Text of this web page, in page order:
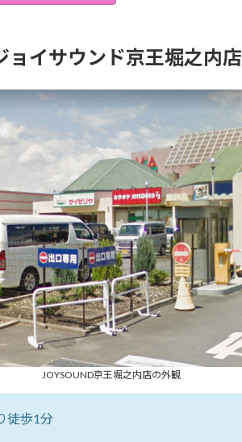
ョイサウンド京王堀之内店
JOYSOUND京王堀之内店の外観
徒歩1分